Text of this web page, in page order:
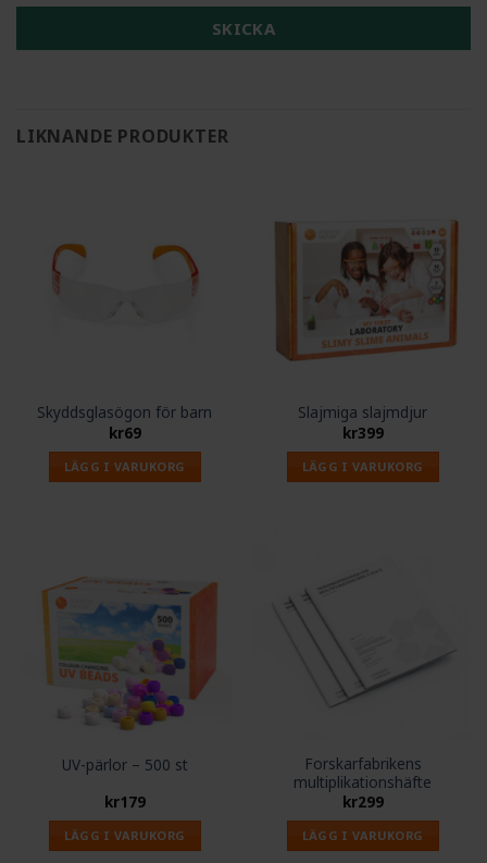
SKICKA
LIKNANDE PRODUKTER
Skyddsglasögon för barn
kr69
LÄGG I VARUKORG
Slajmiga slajmdjur
kr399
LÄGG I VARUKORG
UV-pärlor – 500 st
kr179
LÄGG I VARUKORG
Forskarfabrikens
multiplikationshäfte
kr299
LÄGG I VARUKORG